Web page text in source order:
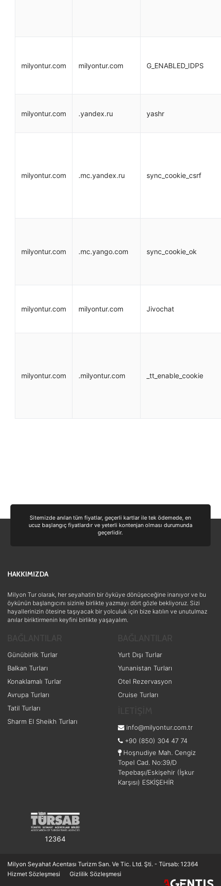
ÇEREZ KULLANIM AYARLARINIZ
Daha fazla bilgi için KVKK bilgilendirmemizi
Zorunlu Çerezler HER ZAMAN AKTIF
İstatistik Çerezleri
Ziyaretçilerin siteyi nasıl kullandığını
Size ve ilgi alanlarınıza uygun reklamlar
reklamları görmeye devam edersiniz,
milyontur.com milyontur.com G_ENABLED_IDPS
milyontur.com .yandex.ru yashr
milyontur.com .mc.yandex.ru sync_cookie_csrf
milyontur.com .mc.yango.com sync_cookie_ok
milyontur.com milyontur.com Jivochat
milyontur.com .milyontur.com _tt_enable_cookie
Sitemizde anılan tüm fiyatlar, geçerli kartlar ile tek ödemede, en
ucuz başlangıç fiyatlardır ve yeterli kontenjan olması durumunda
geçerlidir.
HAKKIMIZDA
Milyon Tur olarak, her seyahatin bir öyküye dönüşeceğine inanıyor ve bu
öykünün başlangıcını sizinle birlikte yazmayı dört gözle bekliyoruz. Sizi
hayallerinizin ötesine taşıyacak bir yolculuk için bize katılın ve unutulmaz
anılar biriktirmenin keyfini birlikte yaşayalım.
Günübirlik Turlar
Balkan Turları
Konaklamalı Turlar
Avrupa Turları
Tatil Turları
Sharm El Sheikh Turları
Yurt Dışı Turlar
Yunanistan Turları
Otel Rezervasyon
Cruise Turları
info@milyontur.com.tr
+90 (850) 304 47 74
Hoşnudiye Mah. Cengiz
Topel Cad. No:39/D
Tepebaşı/Eskişehir (İşkur
Karşısı) ESKİŞEHİR
12364
Milyon Seyahat Acentası Turizm San. Ve Tic. Ltd. Şti. - Türsab: 12364
Hizmet Sözleşmesi
Gizlilik Sözleşmesi